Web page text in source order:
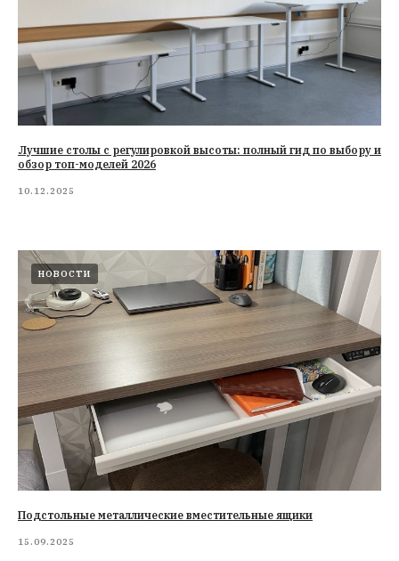
Лучшие столы с регулировкой высоты: полный гид по выбору и
обзор топ-моделей 2026
10.12.2025
НОВОСТИ
Подстольные металлические вместительные ящики
15.09.2025